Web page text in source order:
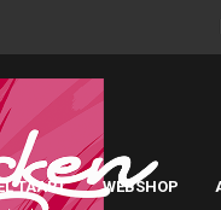
TAART WEBSHOP